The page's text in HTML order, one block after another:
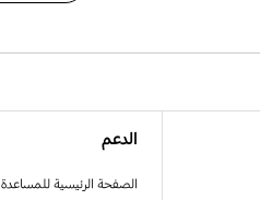
الدعم
الصفحة الرئيسية للمساعدة